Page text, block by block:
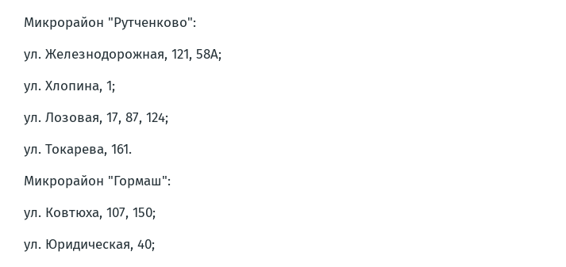
Микрорайон "Рутченково":
ул. Железнодорожная, 121, 58А;
ул. Хлопина, 1;
ул. Лозовая, 17, 87, 124;
ул. Токарева, 161.
Микрорайон "Гормаш":
ул. Ковтюха, 107, 150;
ул. Юридическая, 40;